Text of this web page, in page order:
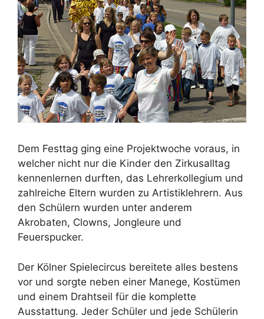
Dem Festtag ging eine Projektwoche voraus, in
welcher nicht nur die Kinder den Zirkusalltag
kennenlernen durften, das Lehrerkollegium und
zahlreiche Eltern wurden zu Artistiklehrern. Aus
den Schülern wurden unter anderem
Akrobaten, Clowns, Jongleure und
Feuerspucker.
Der Kölner Spielecircus bereitete alles bestens
vor und sorgte neben einer Manege, Kostümen
und einem Drahtseil für die komplette
Ausstattung. Jeder Schüler und jede Schülerin